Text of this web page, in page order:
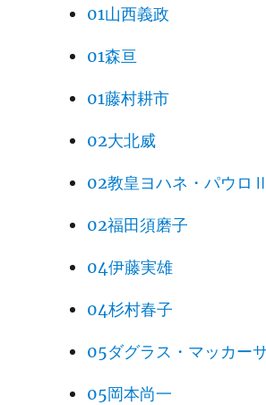
01山西義政
01森亘
01藤村耕市
02大北威
02教皇ヨハネ・パウロ
02福田須磨子
04伊藤実雄
04杉村春子
05ダグラス・マッカー
05岡本尚一